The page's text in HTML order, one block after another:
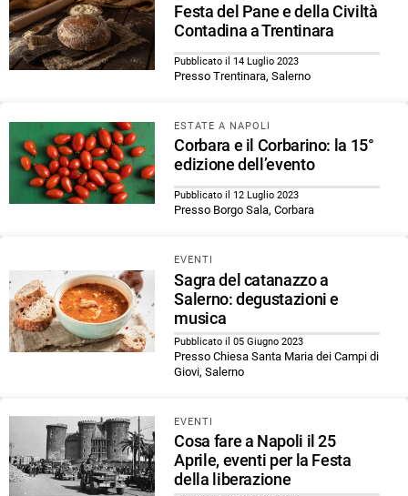
Festa del Pane e della Civiltà
Contadina a Trentinara
Pubblicato il 14 Luglio 2023
Presso Trentinara, Salerno
ESTATE A NAPOLI
Corbara e il Corbarino: la 15°
edizione dell’evento
Pubblicato il 12 Luglio 2023
Presso Borgo Sala, Corbara
EVENTI
Sagra del catanazzo a
Salerno: degustazioni e
musica
Pubblicato il 05 Giugno 2023
Presso Chiesa Santa Maria dei Campi di
Giovi, Salerno
EVENTI
Cosa fare a Napoli il 25
Aprile, eventi per la Festa
della liberazione